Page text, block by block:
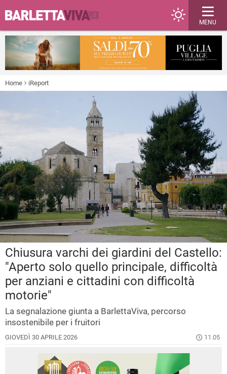
MENU
Home iReport
Chiusura varchi dei giardini del Castello:
"Aperto solo quello principale, difficoltà
per anziani e cittadini con difficoltà
motorie"
La segnalazione giunta a BarlettaViva, percorso
insostenibile per i fruitori
GIOVEDÌ 30 APRILE 2026 11.05